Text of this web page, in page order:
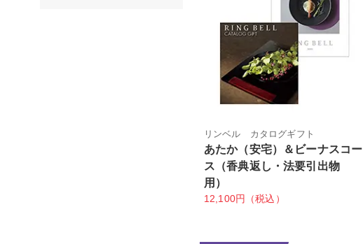
リンベル カタログギフト
あたか（安宅）＆ビーナスコー
ス（香典返し・法要引出物
用）
12,100円（税込）